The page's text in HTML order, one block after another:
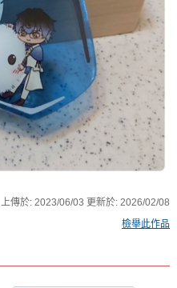
上傳於:2023/06/03 更新於:2026/02/08
檢舉此作品